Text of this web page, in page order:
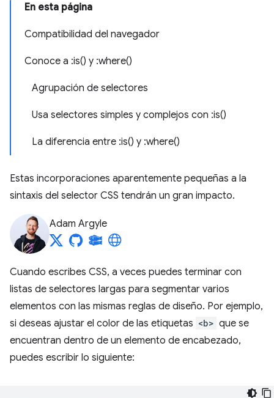
En esta página
Compatibilidad del navegador
Conoce a :is() y :where()
Agrupación de selectores
Usa selectores simples y complejos con :is()
La diferencia entre :is() y :where()
Estas incorporaciones aparentemente pequeñas a la
sintaxis del selector CSS tendrán un gran impacto.
Adam Argyle
Cuando escribes CSS, a veces puedes terminar con
listas de selectores largas para segmentar varios
elementos con las mismas reglas de diseño. Por ejemplo,
si deseas ajustar el color de las etiquetas <b> que se
encuentran dentro de un elemento de encabezado,
puedes escribir lo siguiente: